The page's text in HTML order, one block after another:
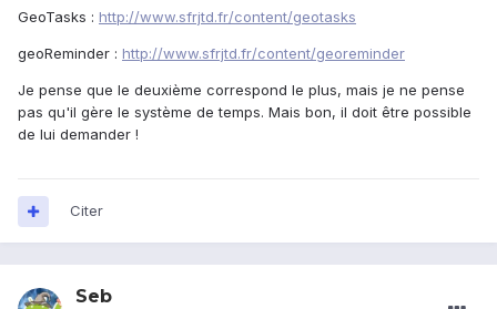
GeoTasks : http://www.sfrjtd.fr/content/geotasks
geoReminder : http://www.sfrjtd.fr/content/georeminder
Je pense que le deuxième correspond le plus, mais je ne pense
pas qu'il gère le système de temps. Mais bon, il doit être possible
de lui demander !
Citer
Seb